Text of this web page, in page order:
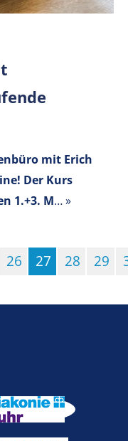
mit Erich
Der Kurs
1.+3. M…»
26
27
(Standort)
28 29